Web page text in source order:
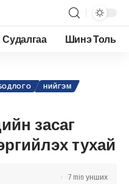
Судалгаа Шинэ Толь
НИЙГЭМ
засаг
тухай
7 min унших